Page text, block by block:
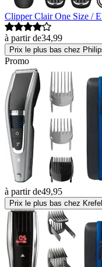
Clipper Clair One Size /
à partir de34,99
Prix le plus bas chez
Promo
à partir de49,95
Prix le plus bas chez